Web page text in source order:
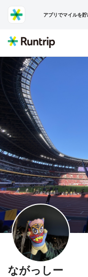
アプリでマイルを
ながっしー